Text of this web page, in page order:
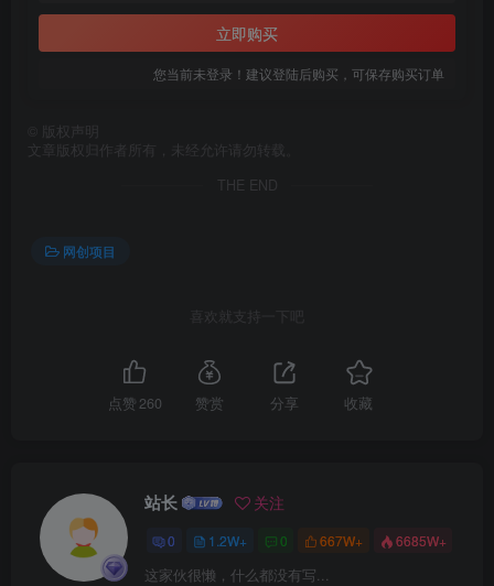
立即购买
您当前未登录！建议登陆后购买，可保存购买订单
版权声明
文章版权归作者所有，未经允许请勿转载。
THE END
网创项目
喜欢就支持一下吧
点赞260 赞赏 分享 收藏
站长 关注
0 1.2W+ 0 667W+ 6685W+
这家伙很懒，什么都没有写...